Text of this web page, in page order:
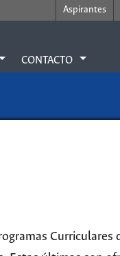
Aspirantes
CONTACTO
Curriculares